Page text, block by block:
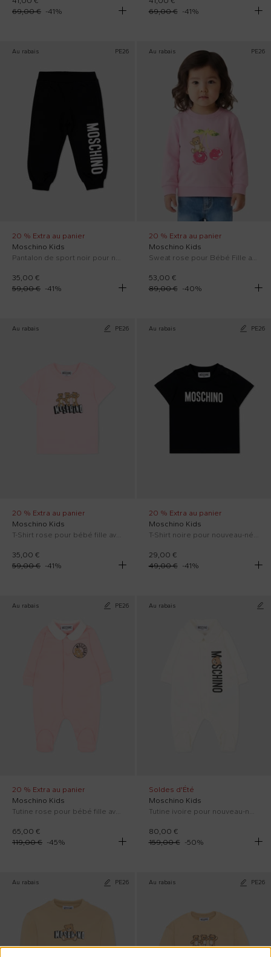
69,00 € -41%
69,00 €
-41%
Au rabais PE26
20 % Extra au panier
Moschino Kids
Pantalon de sport noir pour nouveau-nés avec logo
35,00 €
59,00 € -41%
Au rabais PE26
20 % Extra au panier
Moschino Kids
Sweat rose pour Bébé Fille avec Teddy Bear
53,00 €
89,00 €
-40%
Au rabais PE26
20 % Extra au panier
Moschino Kids
35,00 €
59,00 € -41%
Au rabais PE26
20 % Extra au panier
Moschino Kids
29,00 €
49,00 €
-41%
Au rabais PE26
20 % Extra au panier
Moschino Kids
Tutine rose pour bébé fille avec Teddy Bear
65,00 €
119,00 € -45%
Au rabais
Soldes d'Été
Moschino Kids
Tutine ivoire pour nouveau-nés avec logo
80,00 €
159,00 €
-50%
Au rabais PE26 Au rabais PE26